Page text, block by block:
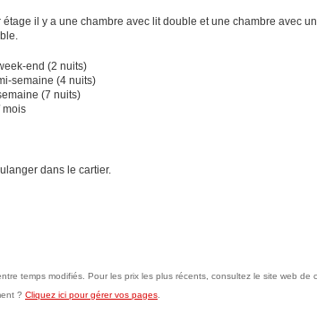
étage il y a une chambre avec lit double et une chambre avec
end (2 nuits)
semaine (4 nuits)
(7 nuits)
mois
dans le cartier.
temps modifiés. Pour les prix les plus récents, consultez le site web de
? Cliquez ici pour gérer vos pages